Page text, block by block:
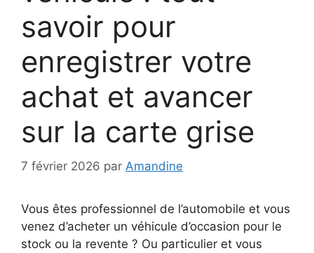
savoir pour
enregistrer votre
achat et avancer
sur la carte grise
7 février 2026 par Amandine
Vous êtes professionnel de l’automobile et vous
venez d’acheter un véhicule d’occasion pour le
stock ou la revente ? Ou particulier et vous